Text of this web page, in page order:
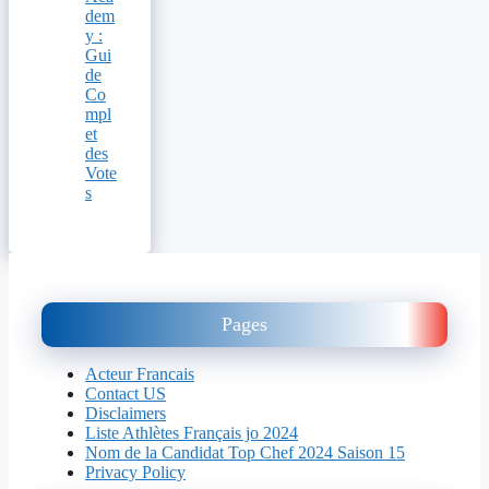
dem
y :
Gui
de
Co
mpl
et
des
Vote
s
Pages
Acteur Francais
Contact US
Disclaimers
Liste Athlètes Français jo 2024
Nom de la Candidat Top Chef 2024 Saison 15
Privacy Policy